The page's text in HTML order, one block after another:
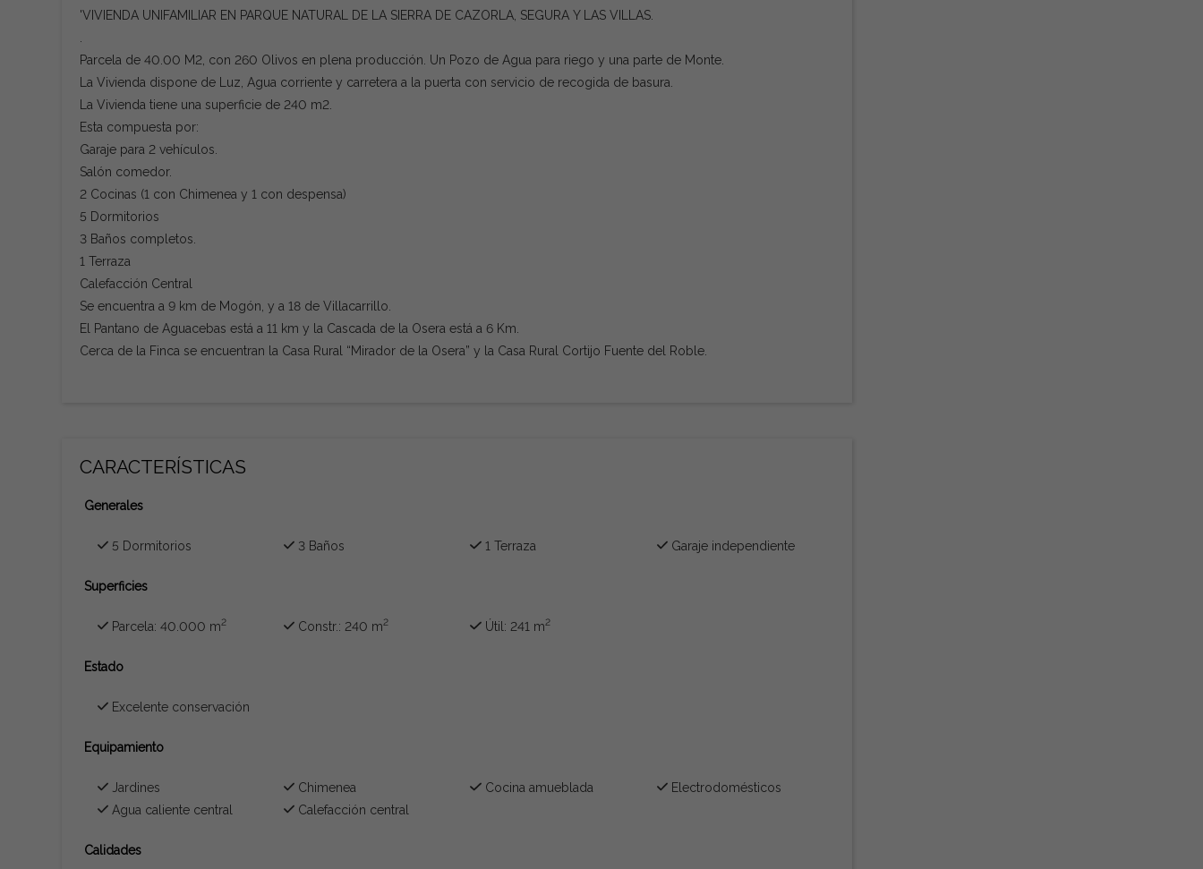
'VIVIENDA UNIFAMILIAR EN PARQUE NATURAL DE LA SIERRA DE CAZORLA, SEGURA Y LAS VILLAS.
Parcela de 40.00 M2, con 260 Olivos en plena producción. Un Pozo de Agua para riego y una parte de Monte.
La Vivienda dispone de Luz, Agua corriente y carretera a la puerta con servicio de recogida de basura.
La Vivienda tiene una superficie de 240 m2.
Esta compuesta por:
Garaje para 2 vehículos.
Salón comedor.
2 Cocinas (1 con Chimenea y 1 con despensa)
5 Dormitorios
3 Baños completos.
1 Terraza
Calefacción Central
Se encuentra a 9 km de Mogón, y a 18 de Villacarrillo.
El Pantano de Aguacebas está a 11 km y la Cascada de la Osera está a 6 Km.
Cerca de la Finca se encuentran la Casa Rural “Mirador de la Osera” y la Casa Rural Cortijo Fuente del Roble.
CARACTERÍSTICAS
Generales
5 Dormitorios 3 Baños 1 Terraza Garaje independiente
Superficies
Parcela: 40.000 m2 Constr.: 240 m2 Útil: 241 m2
Estado
Excelente conservación
Equipamiento
Jardines Chimenea Cocina amueblada
Electrodomésticos
Agua caliente central
Calefacción central
Calidades